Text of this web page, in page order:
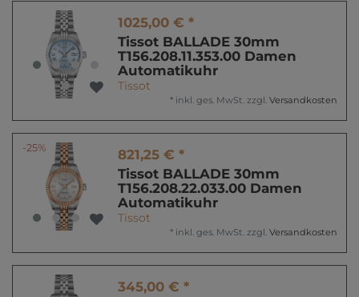
1025,00 € *
Tissot BALLADE 30mm
T156.208.11.353.00 Damen
Automatikuhr
Tissot
* inkl. ges. MwSt. zzgl. Versandkosten
-25%
821,25 € *
Tissot BALLADE 30mm
T156.208.22.033.00 Damen
Automatikuhr
Tissot
* inkl. ges. MwSt. zzgl. Versandkosten
345,00 € *